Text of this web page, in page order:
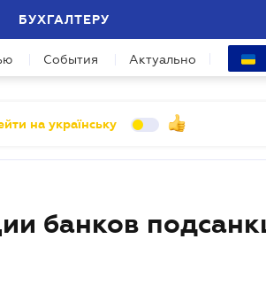
БУХГАЛТЕРУ
События Актуально
на українську
банков